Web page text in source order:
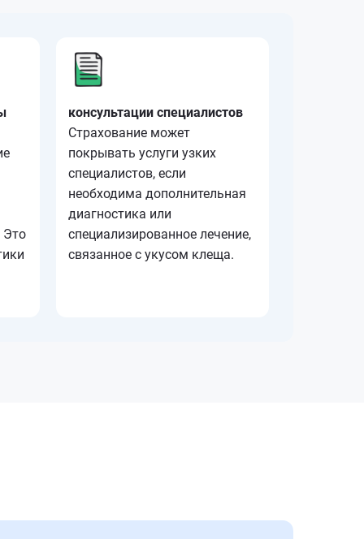
Это
консультации специалистов
Страхование может
покрывать услуги узких
специалистов, если
необходима дополнительная
диагностика или
специализированное лечение,
связанное с укусом клеща.